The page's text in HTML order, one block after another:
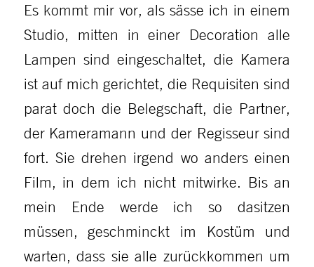
Es kommt mir vor, als sässe ich in einem
Studio, mitten in einer Decoration alle
Lampen sind eingeschaltet, die Kamera
ist auf mich gerichtet, die Requisiten sind
parat doch die Belegschaft, die Partner,
der Kameramann und der Regisseur sind
fort. Sie drehen irgend wo anders einen
Film, in dem ich nicht mitwirke. Bis an
mein Ende werde ich so dasitzen
müssen, geschminckt im Kostüm und
warten, dass sie alle zurückkommen um